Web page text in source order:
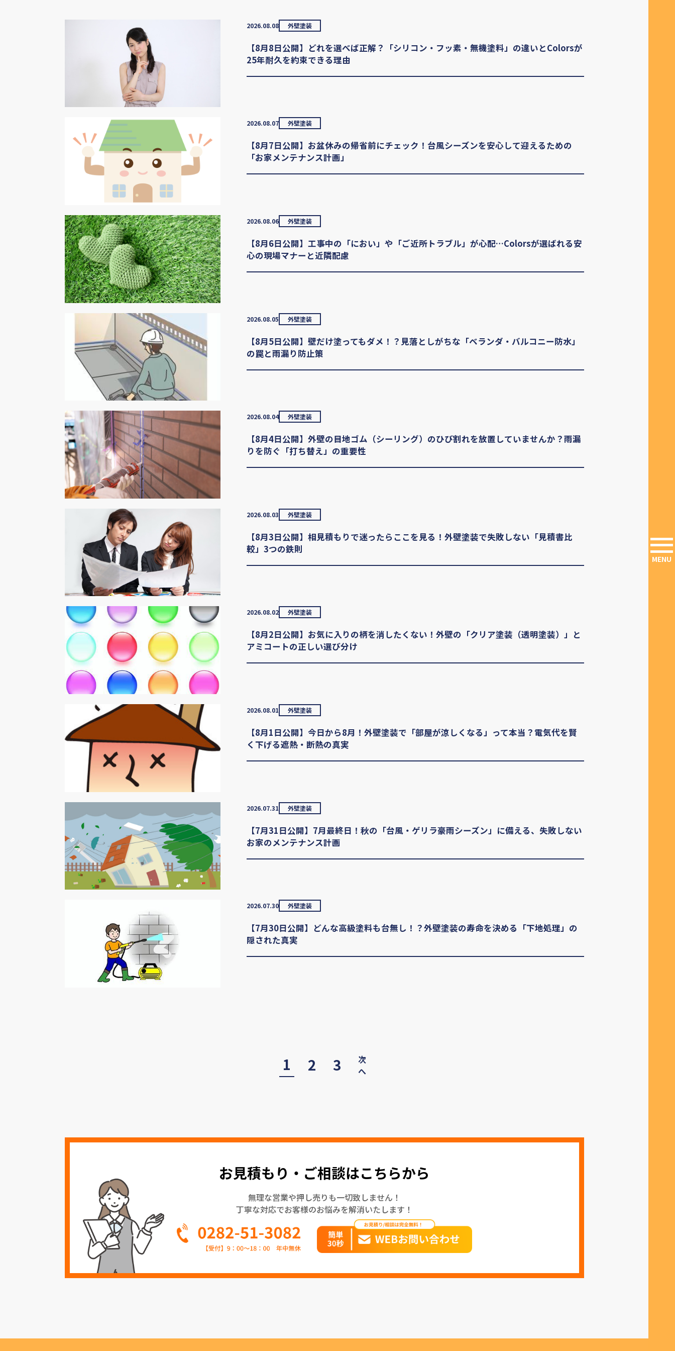
2026.08.08 外壁塗装
【8月8日公開】どれを選べば正解？「シリコン・フッ素・無機塗料」の違いとColorsが
25年耐久を約束できる理由
2026.08.07 外壁塗装
【8月7日公開】お盆休みの帰省前にチェック！台風シーズンを安心して迎えるための
「お家メンテナンス計画」
2026.08.06 外壁塗装
【8月6日公開】工事中の「におい」や「ご近所トラブル」が心配…Colorsが選ばれる安
心の現場マナーと近隣配慮
2026.08.05 外壁塗装
【8月5日公開】壁だけ塗ってもダメ！？見落としがちな「ベランダ・バルコニー防水」
の罠と雨漏り防止策
2026.08.04 外壁塗装
【8月4日公開】外壁の目地ゴム（シーリング）のひび割れを放置していませんか？雨漏
りを防ぐ「打ち替え」の重要性
2026.08.03 外壁塗装
【8月3日公開】相見積もりで迷ったらここを見る！外壁塗装で失敗しない「見積書比
較」3つの鉄則
2026.08.02 外壁塗装
【8月2日公開】お気に入りの柄を消したくない！外壁の「クリア塗装（透明塗装）」と
アミコートの正しい選び分け
2026.08.01 外壁塗装
【8月1日公開】今日から8月！外壁塗装で「部屋が涼しくなる」って本当？電気代を賢
く下げる遮熱・断熱の真実
2026.07.31 外壁塗装
【7月31日公開】7月最終日！秋の「台風・ゲリラ豪雨シーズン」に備える、失敗しない
お家のメンテナンス計画
2026.07.30 外壁塗装
【7月30日公開】どんな高級塗料も台無し！？外壁塗装の寿命を決める「下地処理」の
隠された真実
1 2 3
次
へ
お見積もり・ご相談はこちらから
無理な営業や押し売りも一切致しません！
丁寧な対応でお客様のお悩みを解消いたします！